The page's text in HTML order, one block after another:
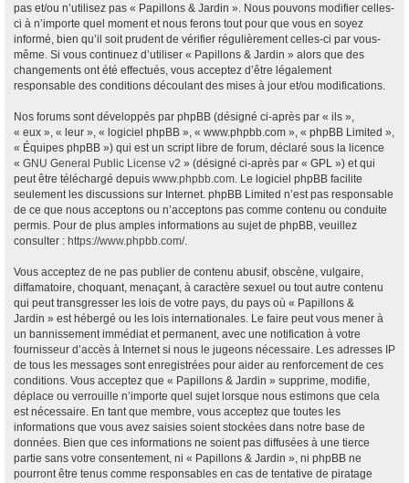
pas et/ou n’utilisez pas « Papillons & Jardin ». Nous pouvons modifier celles-
ci à n’importe quel moment et nous ferons tout pour que vous en soyez
informé, bien qu’il soit prudent de vérifier régulièrement celles-ci par vous-
même. Si vous continuez d’utiliser « Papillons & Jardin » alors que des
changements ont été effectués, vous acceptez d’être légalement
responsable des conditions découlant des mises à jour et/ou modifications.
Nos forums sont développés par phpBB (désigné ci-après par « ils »,
« eux », « leur », « logiciel phpBB », « www.phpbb.com », « phpBB Limited »,
« Équipes phpBB ») qui est un script libre de forum, déclaré sous la licence
« GNU General Public License v2 » (désigné ci-après par « GPL ») et qui
peut être téléchargé depuis www.phpbb.com. Le logiciel phpBB facilite
seulement les discussions sur Internet. phpBB Limited n’est pas responsable
de ce que nous acceptons ou n’acceptons pas comme contenu ou conduite
permis. Pour de plus amples informations au sujet de phpBB, veuillez
consulter : https://www.phpbb.com/.
Vous acceptez de ne pas publier de contenu abusif, obscène, vulgaire,
diffamatoire, choquant, menaçant, à caractère sexuel ou tout autre contenu
qui peut transgresser les lois de votre pays, du pays où « Papillons &
Jardin » est hébergé ou les lois internationales. Le faire peut vous mener à
un bannissement immédiat et permanent, avec une notification à votre
fournisseur d’accès à Internet si nous le jugeons nécessaire. Les adresses IP
de tous les messages sont enregistrées pour aider au renforcement de ces
conditions. Vous acceptez que « Papillons & Jardin » supprime, modifie,
déplace ou verrouille n’importe quel sujet lorsque nous estimons que cela
est nécessaire. En tant que membre, vous acceptez que toutes les
informations que vous avez saisies soient stockées dans notre base de
données. Bien que ces informations ne soient pas diffusées à une tierce
partie sans votre consentement, ni « Papillons & Jardin », ni phpBB ne
pourront être tenus comme responsables en cas de tentative de piratage